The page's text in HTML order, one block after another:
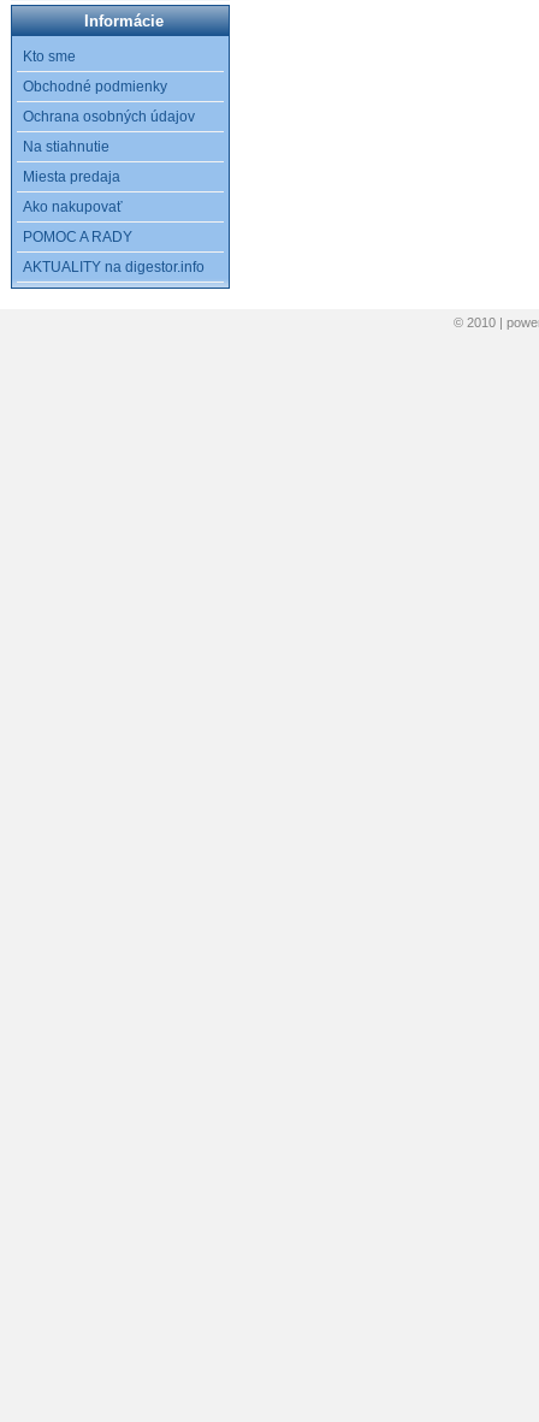
Informácie
Kto sme
Obchodné podmienky
Ochrana osobných údajov
Na stiahnutie
Miesta predaja
Ako nakupovať
POMOC A RADY
AKTUALITY na digestor.info
© 2010 |